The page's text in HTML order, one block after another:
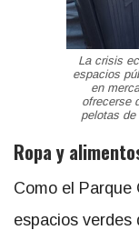
La crisis
espacios
en
ofrecerse
pelotas
Ropa y
Como el Parque
espacios verdes